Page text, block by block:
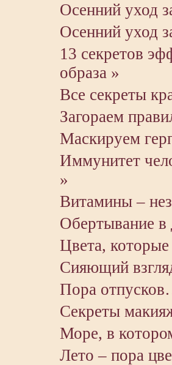
Осенний уход
Осенний уход
13 секретов
образа »
Все секреты
Загораем
Маскируем
Иммунитет
»
Витамины –
Обертывание
Цвета,
Сияющий
Пора
Секреты
Море, в
Лето – пора